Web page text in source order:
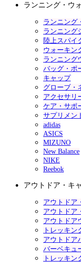
ランニング・ウ
ランニング
ランニング
陸上スパイ
ウォーキン
ランニング
バッグ・ポ
キャップ
グローブ・
アクセサリ
ケア・サポ
サプリメン
adidas
ASICS
MIZUNO
New Balance
NIKE
Reebok
アウトドア・キ
アウトドア
アウトドア
アウトドア
トレッキン
アウトドア
バーベキュ
トレッキン